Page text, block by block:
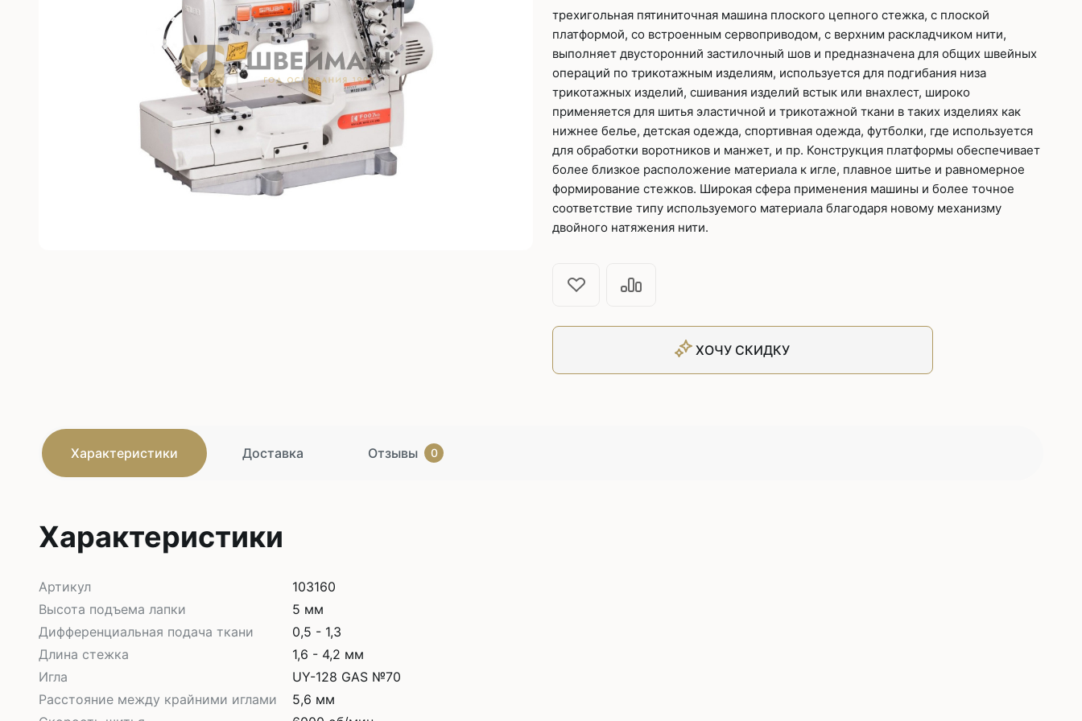
Без отключения игл
С отключением игл
Прямострочные машины цепного
стежка
Машины с П-образной
платформой
Многоигольные машины цепного
Плоскошовные машины с плоской
платформой
Плоскошовные машины с платформой
под окантователь
Плоскошовные машины с рукавной
платформой
Подшивочные швейные машины
Скорняжные швейные машины
Дополнительные устройства для
швейных машин
Grand
Racing
Обувное оборудование
Шаблонные и циклические
машины
трехигольная пятиниточная машина плоского цепного стежка, с плоской
платформой, со встроенным сервоприводом, с верхним раскладчиком нити,
выполняет двусторонний застилочный шов и предназначена для общих швейных
операций по трикотажным изделиям, используется для подгибания низа
трикотажных изделий, сшивания изделий встык или внахлест, широко
применяется для шитья эластичной и трикотажной ткани в таких изделиях как
нижнее белье, детская одежда, спортивная одежда, футболки, где используется
для обработки воротников и манжет, и пр. Конструкция платформы обеспечивает
более близкое расположение материала к игле, плавное шитье и равномерное
формирование стежков. Широкая сфера применения машины и более точное
соответствие типу используемого материала благодаря новому механизму
двойного натяжения нити.
ХОЧУ СКИДКУ
Характеристики Доставка Отзывы 0
Характеристики
Артикул
103160
Высота подъема лапки
5 мм
Дифференциальная подача ткани
0,5 - 1,3
Длина стежка
1,6 - 4,2 мм
Игла
UY-128 GAS №70
Расстояние между крайними иглами
5,6 мм